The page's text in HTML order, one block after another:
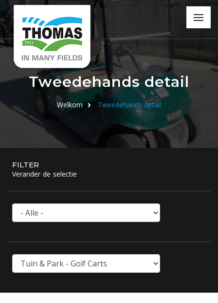
Tweedehands detail
Welkom Tweedehands detail
FILTER
Verander de selectie